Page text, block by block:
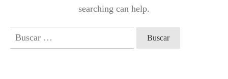
searching can help.
Buscar: